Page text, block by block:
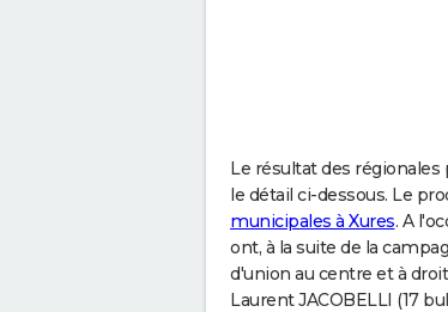
Le résultat des régionales
le détail ci-dessous. Le
municipales à Xures. A
ont, à la suite de la
d'union au centre et à
Laurent JACOBELLI (17